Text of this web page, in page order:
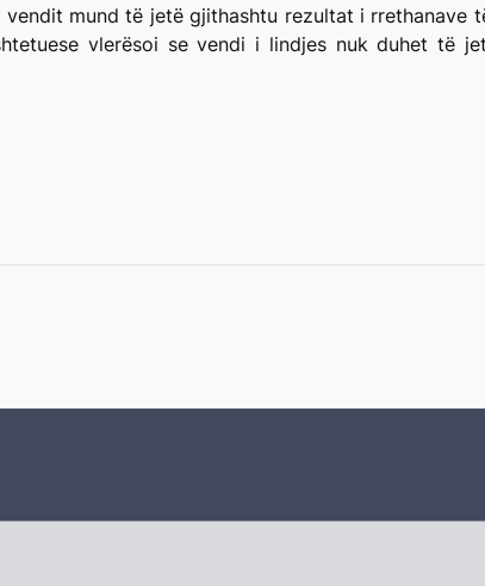
mund të jetë gjithashtu rezultat i rrethanave
vlerësoi se vendi i lindjes nuk duhet të